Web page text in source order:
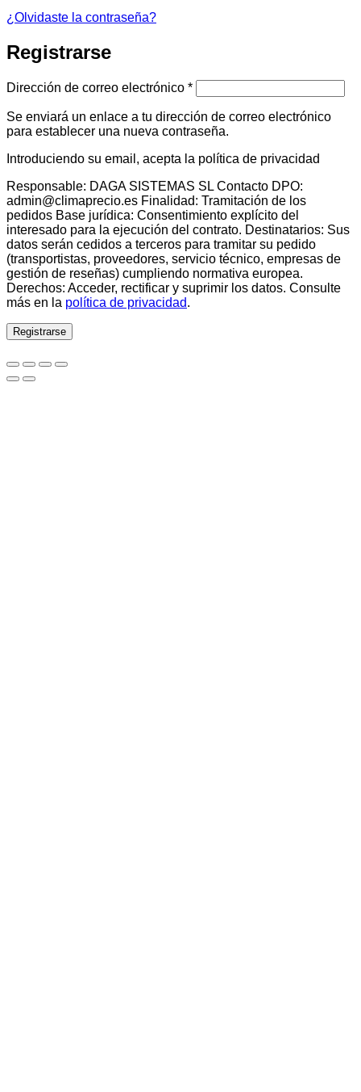
¿Olvidaste la contraseña?
Registrarse
Dirección de correo electrónico *Obligatorio
Se enviará un enlace a tu dirección de correo electrónico
para establecer una nueva contraseña.
Introduciendo su email, acepta la política de privacidad
Responsable: DAGA SISTEMAS SL Contacto DPO:
admin@climaprecio.es Finalidad: Tramitación de los
pedidos Base jurídica: Consentimiento explícito del
interesado para la ejecución del contrato. Destinatarios: Sus
datos serán cedidos a terceros para tramitar su pedido
(transportistas, proveedores, servicio técnico, empresas de
gestión de reseñas) cumpliendo normativa europea.
Derechos: Acceder, rectificar y suprimir los datos. Consulte
más en la política de privacidad.
Registrarse